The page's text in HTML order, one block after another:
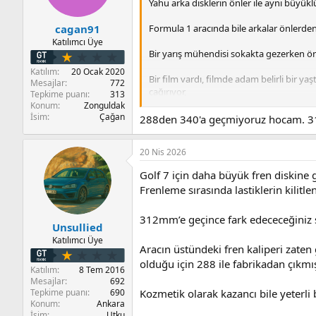
cagan91
Katılımcı Üye
Katılım
20 Ocak 2020
Mesajlar
772
Tepkime puanı
313
Konum
Zonguldak
İsim
Çağan
Yahu arka disklerin önler ile aynı
Formula 1 aracında bile arkalar
Bir yarış mühendisi sokakta gezerken
Bir film vardı, filmde adam belirli bir
çağırıyor,
Marangoz ‘a diyor ki; bana bu duvarın
Kitabevi sahibine dönüyor; yapılacak
288den 340'a geçmiyoruz hocam.
Unsullied
Katılımcı Üye
Katılım
8 Tem 2016
Mesajlar
692
Tepkime puanı
690
Konum
Ankara
20 Nis 2026
Golf 7 için daha büyük fren diskine
Frenleme sırasında lastiklerin
312mm’e geçince fark edececeğiniz
Aracın üstündeki fren kaliperi
olduğu için 288 ile fabrikadan
Kozmetik olarak kazancı bile